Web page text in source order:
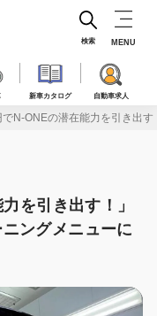
新車カタログ 自動車求人
検索 MENU
でN-ONEの潜在能力を引き出
を引き出す！」
ングメニューに